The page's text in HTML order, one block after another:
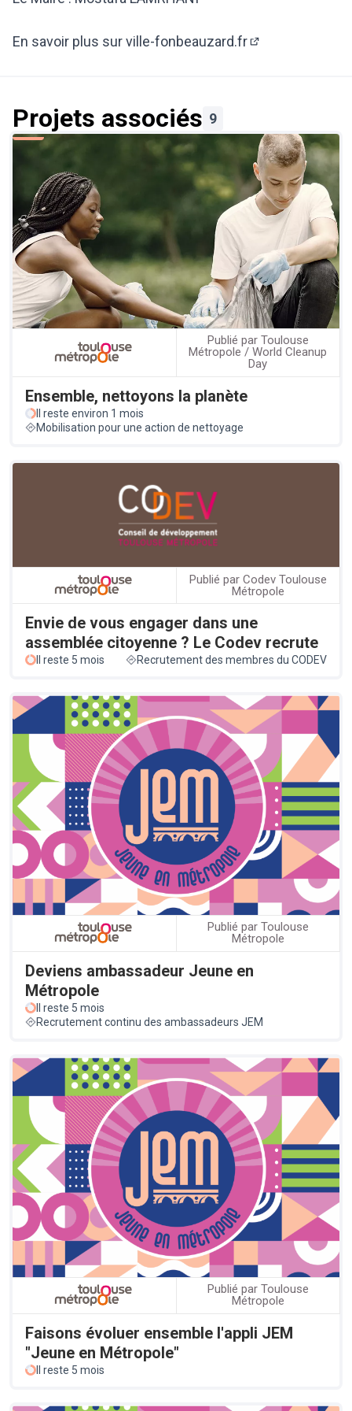
En savoir plus sur ville-fonbeauzard.fr
Projets associés 9
Publié par Toulouse
Métropole / World Cleanup
Day
Ensemble, nettoyons la planète
Il reste environ 1 mois
Mobilisation pour une action de nettoyage
Publié par Codev Toulouse
Métropole
Envie de vous engager dans une
assemblée citoyenne ? Le Codev recrute
Il reste 5 mois Recrutement des membres du CODEV
Publié par Toulouse
Métropole
Deviens ambassadeur Jeune en
Métropole
Il reste 5 mois
Recrutement continu des ambassadeurs JEM
Publié par Toulouse
Métropole
Faisons évoluer ensemble l'appli JEM
"Jeune en Métropole"
Il reste 5 mois